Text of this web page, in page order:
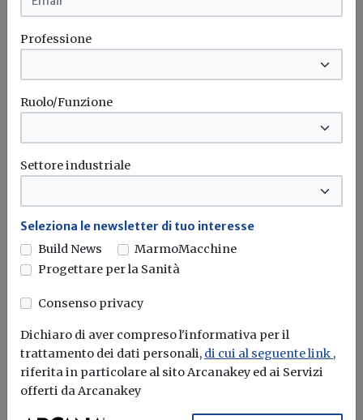
Iscriviti alla newsletter di
Build News
Rimani aggiornato sulle ultime
novità in campo di efficienza
energetica e sostenibilità edile
Professione
Ruolo/Funzione
Settore industriale
Seleziona le newsletter di tuo interesse
Build News
MarmoMacchine
Progettare per la Sanità
Consenso privacy
Dichiaro di aver compreso l'informativa per il
trattamento dei dati personali, di cui al seguente link ,
riferita in particolare al sito Arcanakey ed ai Servizi
offerti da Arcanakey